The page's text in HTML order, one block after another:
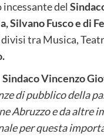
incessante del
Silvano Fusco e di
divisi tra Musica,
Sindaco Vincenzo
di pubblico della
Abruzzo e da altre
per questa